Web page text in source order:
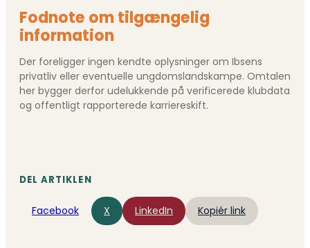
Fodnote om tilgængelig
information
Der foreligger ingen kendte oplysninger om Ibsens
privatliv eller eventuelle ungdomslandskampe. Omtalen
her bygger derfor udelukkende på verificerede klubdata
og offentligt rapporterede karriereskift.
DEL ARTIKLEN
Facebook X LinkedIn Kopiér link